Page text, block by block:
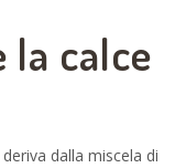
la calce
deriva dalla miscela di